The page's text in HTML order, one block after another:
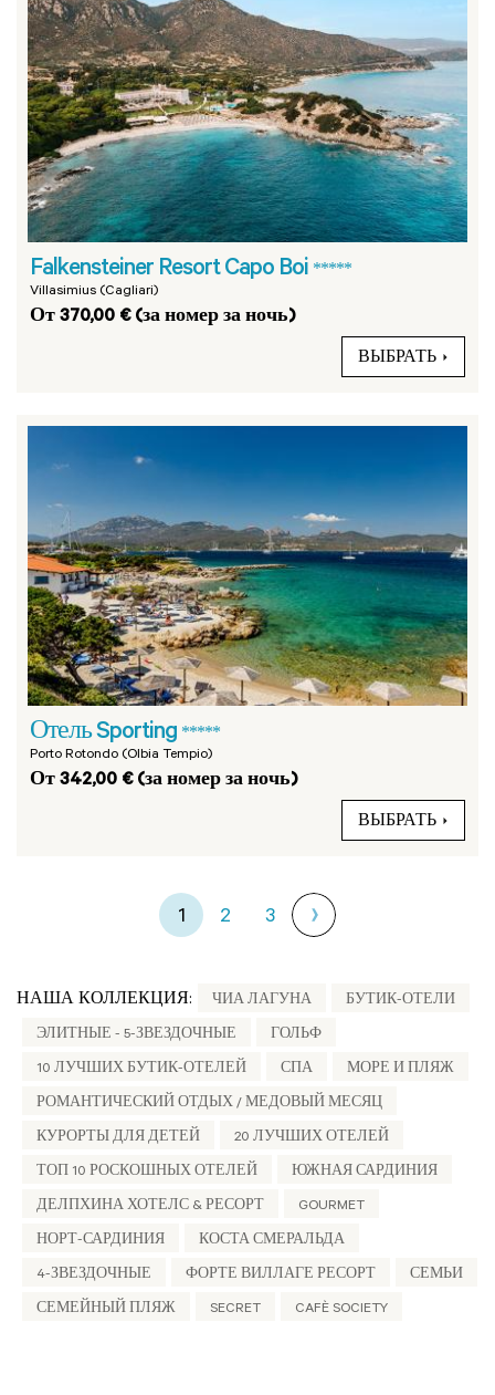
Falkensteiner Resort Capo Boi *****
Villasimius (Cagliari)
От 370,00 € (за номер за ночь)
ВЫБРАТЬ
Отель Sporting *****
Porto Rotondo (Olbia Tempio)
От 342,00 € (за номер за ночь)
ВЫБРАТЬ
1 2 3
НАША КОЛЛЕКЦИЯ: ЧИА ЛАГУНА БУТИК-ОТЕЛИ
ЭЛИТНЫЕ - 5-ЗВЕЗДОЧНЫЕ ГОЛЬФ
10 ЛУЧШИХ БУТИК-ОТЕЛЕЙ СПА МОРЕ И ПЛЯЖ
РОМАНТИЧЕСКИЙ ОТДЫХ / МЕДОВЫЙ МЕСЯЦ
КУРОРТЫ ДЛЯ ДЕТЕЙ 20 ЛУЧШИХ ОТЕЛЕЙ
ТОП 10 РОСКОШНЫХ ОТЕЛЕЙ ЮЖНАЯ САРДИНИЯ
ДЕЛПХИНА ХОТЕЛС & РЕСОРТ GOURMET
НОРТ-САРДИНИЯ КОСТА СМЕРАЛЬДА
4-ЗВЕЗДОЧНЫЕ ФОРТЕ ВИЛЛАГЕ РЕСОРТ СЕМЬИ
СЕМЕЙНЫЙ ПЛЯЖ SECRET CAFÈ SOCIETY